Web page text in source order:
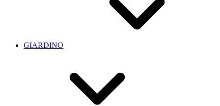
GIARDINO